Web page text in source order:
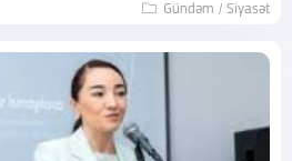
Gündəm / Siyasət